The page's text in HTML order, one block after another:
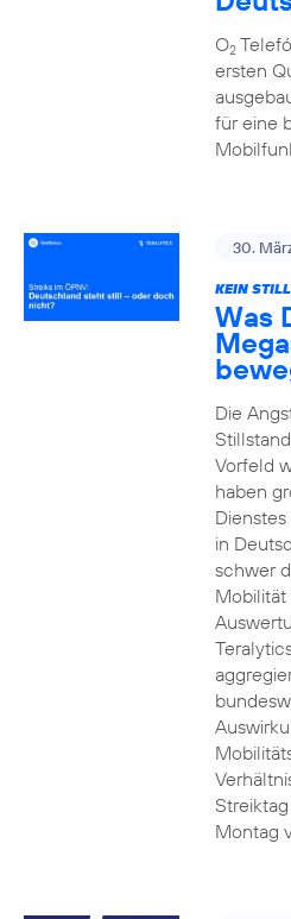
O2
ersten
für eine
30.
KEIN
Was
Die
Vorfeld
haben
in
schwer
Mobilität
Montag